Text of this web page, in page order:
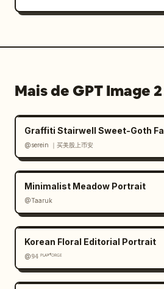
Mais de GPT Image 2
Graffiti Stairwell Sweet-Goth
@serein ｜买美股上币安
Minimalist Meadow Portrait
@Taaruk
Korean Floral Editorial Portrait
@𝟡𝟜 ᴾᴸᴬʸᶠᴼᴿᴳᴱ